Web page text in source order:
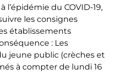
du COVID-19,
les consignes
établissements
: Les
jeune public (crèches et
à compter de lundi 16